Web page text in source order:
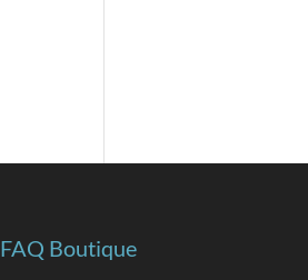
FAQ Boutique